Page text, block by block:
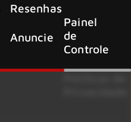
Resenhas
Anuncie
Painel
de
Controle